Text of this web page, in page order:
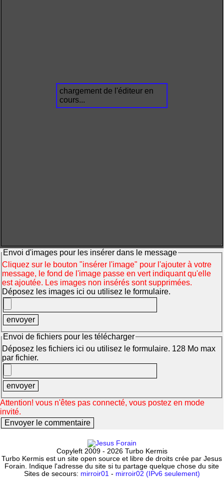
chargement de l'éditeur en
cours...
Envoi d'images pour les insérer dans le message
Cliquez sur le bouton "insérer l'image" pour l'ajouter à votre
message, le fond de l'image passe en vert indiquant qu'elle
est ajoutée. Les images non insérés sont supprimées.
Déposez les images ici ou utilisez le formulaire.
Envoi de fichiers pour les télécharger
Déposez les fichiers ici ou utilisez le formulaire. 128 Mo max
par fichier.
Attention! vous n'êtes pas connecté, vous postez en mode
invité.
Copyleft 2009 - 2026 Turbo Kermis
Turbo Kermis est un site open source et libre de droits crée par Jesus
Forain. Indique l'adresse du site si tu partage quelque chose du site
Sites de secours: mirroir01 - mirroir02 (IPv6 seulement)